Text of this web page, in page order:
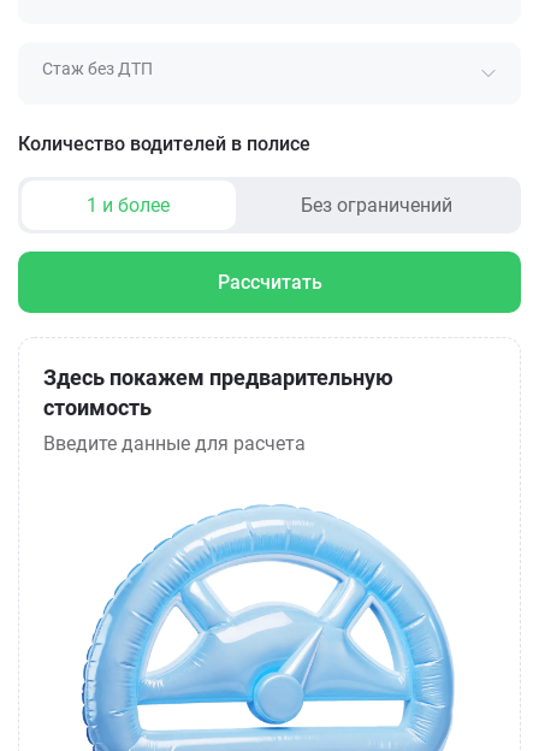
Стаж без ДТП
Количество водителей в полисе
1 и более Без ограничений
Рассчитать
Здесь покажем предварительную
стоимость
Введите данные для расчета